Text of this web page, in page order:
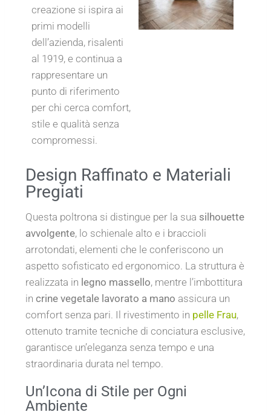
creazione si ispira ai
primi modelli
dell’azienda, risalenti
al 1919, e continua a
rappresentare un
punto di riferimento
per chi cerca comfort,
stile e qualità senza
compromessi.
Design Raffinato e Materiali
Pregiati
Questa poltrona si distingue per la sua silhouette
avvolgente, lo schienale alto e i braccioli
arrotondati, elementi che le conferiscono un
aspetto sofisticato ed ergonomico. La struttura è
realizzata in legno massello, mentre l’imbottitura
in crine vegetale lavorato a mano assicura un
comfort senza pari. Il rivestimento in pelle Frau,
ottenuto tramite tecniche di conciatura esclusive,
garantisce un’eleganza senza tempo e una
straordinaria durata nel tempo.
Un’Icona di Stile per Ogni
Ambiente